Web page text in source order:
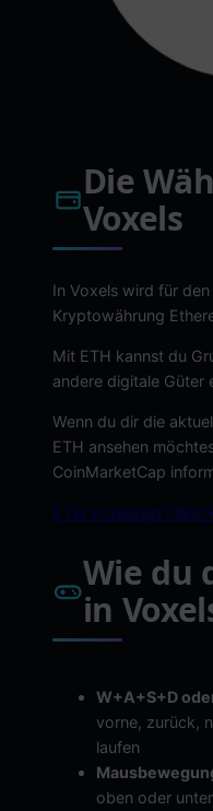
Die
Voxels
In Voxels wird für
Kryptowährung
Mit ETH kannst du
andere digitale Güter
Wenn du dir die
ETH ansehen
CoinMarketCap
ETH
Wie du
in
W+A+S+D
vorne, zurück,
laufen
oben oder